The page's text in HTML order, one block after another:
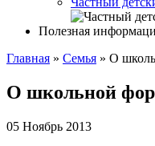
Полезная
Главная » Cемья » О
О школьной
05 Ноябрь 2013